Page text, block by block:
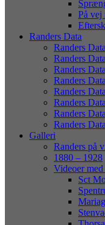
På vej
Randers Data
Randers
Randers
Randers
Randers
Randers
Randers
Randers
Randers
Galleri
Randers på
1880 – 1928
Videoer
Sct